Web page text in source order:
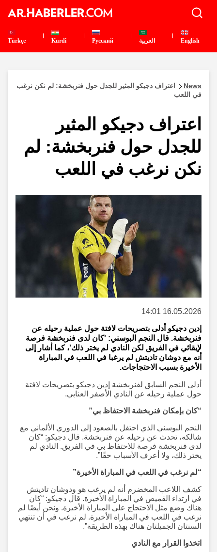
English العربية Pусский
Kurdî
Türkçe
News
اعتراف دجيكو المثير للجدل حول فنربخشة: لم نكن نرغب
في اللعب
اعتراف دجيكو المثير
للجدل حول فنربخشة: لم
نكن نرغب في اللعب
16.05.2026 14:01
إدين دجيكو أدلى بتصريحات لافتة حول عملية رحيله عن
فنربخشة. قال النجم البوسني: 'كان لدى فنربخشة فرصة
لإبقائي في الفريق لكن النادي لم يختر ذلك'، كما أشار إلى
أنه مع دوشان تاديتش لم يرغبا في اللعب في المباراة
الأخيرة بسبب الاحتجاجات.
أدلى النجم السابق لفنربخشة إدين دجيكو بتصريحات لافتة
حول عملية رحيله عن النادي الأصفر العنابي.
“كان بإمكان فنربخشة الاحتفاظ بي”
النجم البوسني الذي احتفل بالصعود إلى الدوري الألماني مع
شالكه، تحدث عن رحيله عن فنربخشة. قال دجيكو: “كان
لدى فنربخشة فرصة للاحتفاظ بي في الفريق. النادي لم
يختر ذلك، ولا أعرف الأسباب حقًا”.
“لم نرغب في اللعب في المباراة الأخيرة”
كشف اللاعب المخضرم أنه لم يرغب هو ودوشان تاديتش
في ارتداء القميص في المباراة الأخيرة. قال دجيكو: “كان
هناك وضع مثل الاحتجاج على المباراة الأخيرة. ونحن أيضًا لم
نرغب في اللعب في المباراة الأخيرة. لم نرغب في أن تنتهي
السنتان الجميلتان هناك بهذه الطريقة”.
اتخذوا القرار مع النادي